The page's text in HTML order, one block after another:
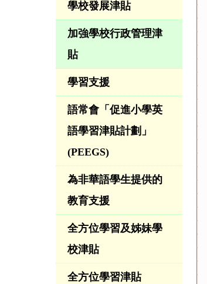
學校發展津貼
加強學校行政管理津
貼
學習支援
語常會「促進小學英
語學習津貼計劃」
(PEEGS)
為非華語學生提供的
教育支援
全方位學習及姊妹學
校津貼
全方位學習津貼